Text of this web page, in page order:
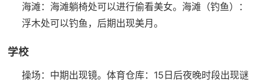
海滩：海滩躺椅处可以进行偷看美女。 海滩（钓鱼）：
浮木处可以钓鱼，后期出现美月。
学校
操场：中期出现镜。 体育仓库：15日后夜晚时段出现谜